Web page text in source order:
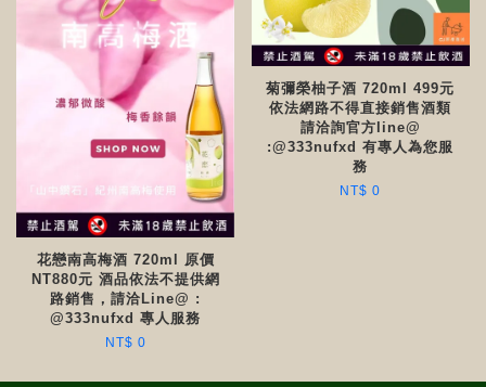
花戀南高梅酒 720ml 原價
NT880元 酒品依法不提供網
路銷售，請洽Line@ :
@333nufxd 專人服務
NT$ 0
菊彌榮柚子酒 720ml 499元
依法網路不得直接銷售酒類
請洽詢官方line@
:@333nufxd 有專人為您服
務
NT$ 0